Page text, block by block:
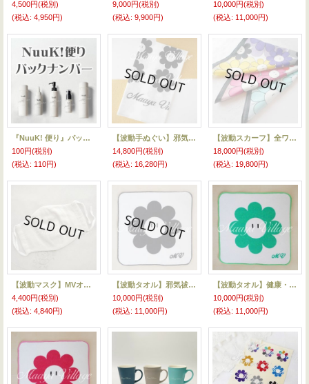
4,500円(税別)
(税込: 4,950円)
9,000円(税別)
(税込: 9,900円)
10,000円(税別)
(税込: 11,000円)
『NuuK! 便り』バックナンバー
100円(税別)
(税込: 110円)
【波動手ぬぐい】邪気祓い・霊障解消 “33”
14,800円(税別)
(税込: 16,280円)
【波動スカーフ】全ワールド宙子さん
18,000円(税別)
(税込: 19,800円)
【波動マスク】MVオリジナル高次元マスク
4,400円(税別)
(税込: 4,840円)
【波動タオル】邪気祓い・霊障解消
10,000円(税別)
(税込: 11,000円)
【波動タオル】健康・若返り
10,000円(税別)
(税込: 11,000円)